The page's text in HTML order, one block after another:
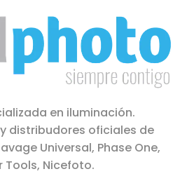
en iluminación.
distribudores oficiales de
Universal, Phase One,
Tools, Nicefoto.